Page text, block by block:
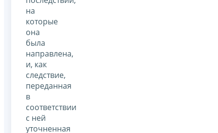
на
которые
она
была
направлена,
и, как
следствие,
переданная
в
соответствии
с ней
уточненная